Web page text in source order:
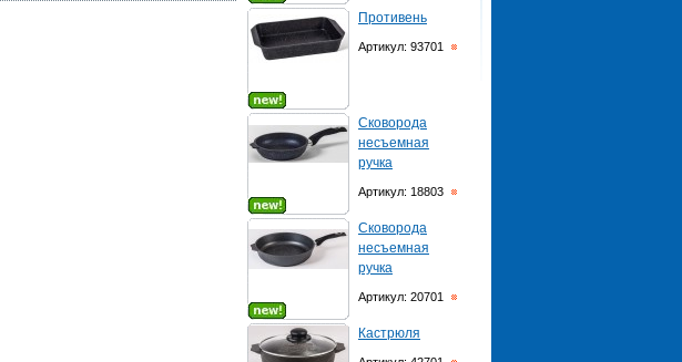
Противень
Артикул: 93701
Сковорода
несъемная
ручка
Артикул: 18803
Сковорода
несъемная
ручка
Артикул: 20701
Кастрюля